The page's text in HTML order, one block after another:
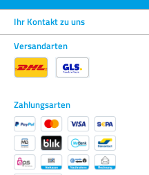
Ihr Kontakt zu uns
Versandarten
Zahlungsarten